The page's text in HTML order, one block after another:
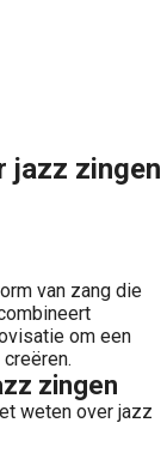
jazz zingen
van zang die
om een
zingen
weten over jazz